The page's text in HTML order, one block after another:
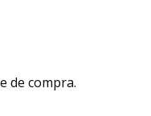
de compra.